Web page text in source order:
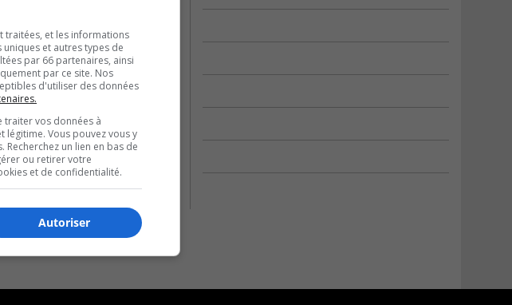
traitées, et les informations
et autres types de
par 66 partenaires, ainsi
par ce site. Nos
d'utiliser des données
traiter vos données à
légitime. Vous pouvez vous y
un lien en bas de
ou retirer votre
et de confidentialité.
Autoriser